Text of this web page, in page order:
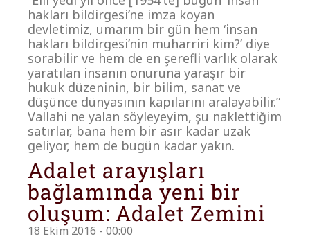
hakları bildirgesi’ne imza koyan
devletimiz, umarım bir gün hem ‘insan
hakları bildirgesi’nin muharriri kim?’ diye
sorabilir ve hem de en şerefli varlık olarak
yaratılan insanın onuruna yaraşır bir
hukuk düzeninin, bir bilim, sanat ve
düşünce dünyasının kapılarını aralayabilir.”
Vallahi ne yalan söyleyeyim, şu naklettiğim
satırlar, bana hem bir asır kadar uzak
geliyor, hem de bugün kadar yakın.
Adalet arayışları
bağlamında yeni bir
oluşum: Adalet Zemini
18 Ekim 2016 - 00:00